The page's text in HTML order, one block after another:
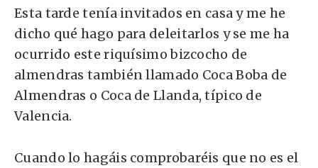
Esta tarde tenía invitados en casa y me he
dicho qué hago para deleitarlos y se me ha
ocurrido este riquísimo bizcocho de
almendras también llamado Coca Boba de
Almendras o Coca de Llanda, típico de
Valencia.
Cuando lo hagáis comprobaréis que no es el